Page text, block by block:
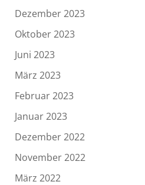
Dezember 2023
Oktober 2023
Juni 2023
März 2023
Februar 2023
Januar 2023
Dezember 2022
November 2022
März 2022